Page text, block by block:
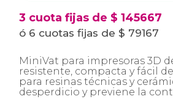
3 cuota fijas de $ 145667
ó 6 cuotas fijas de $ 79167
MiniVat para impresoras 3D
resistente, compacta y fácil
para resinas técnicas y
desperdicio y previene la